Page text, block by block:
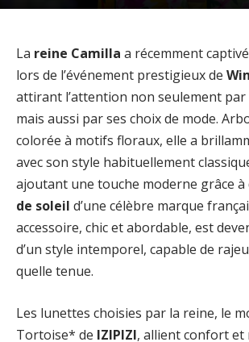
La reine Camilla a récemment
lors de l’événement prestigieux de
attirant l’attention non seulement par
mais aussi par ses choix de mode.
colorée à motifs floraux, elle a
avec son style habituellement
ajoutant une touche moderne grâce à
de soleil d’une célèbre marque
accessoire, chic et abordable, est
d’un style intemporel, capable de
quelle tenue.
Les lunettes choisies par la reine, le
Tortoise* de IZIPIZI, allient confort et